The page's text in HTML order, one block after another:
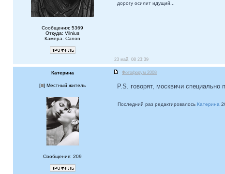
Сообщения: 5369
Откуда: Vilnius
Камера: Canon
дорогу осилит идущий...
23 май, 08 23:39
Катерина Фотофорум 2008
[ ] Местный житель
Сообщения: 209
P.S. говорят, москвичи
Последний раз редактировалось Катерина